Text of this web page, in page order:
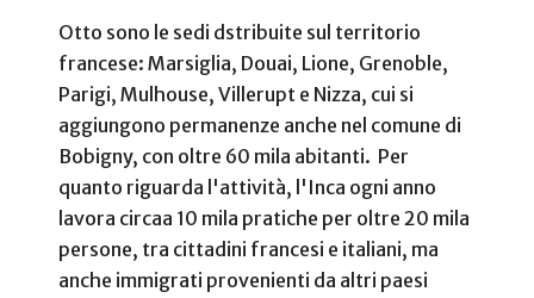
Otto sono le sedi dstribuite sul territorio
francese: Marsiglia, Douai, Lione, Grenoble,
Parigi, Mulhouse, Villerupt e Nizza, cui si
aggiungono permanenze anche nel comune di
Bobigny, con oltre 60 mila abitanti. Per
quanto riguarda l'attività, l'Inca ogni anno
lavora circaa 10 mila pratiche per oltre 20 mila
persone, tra cittadini francesi e italiani, ma
anche immigrati provenienti da altri paesi